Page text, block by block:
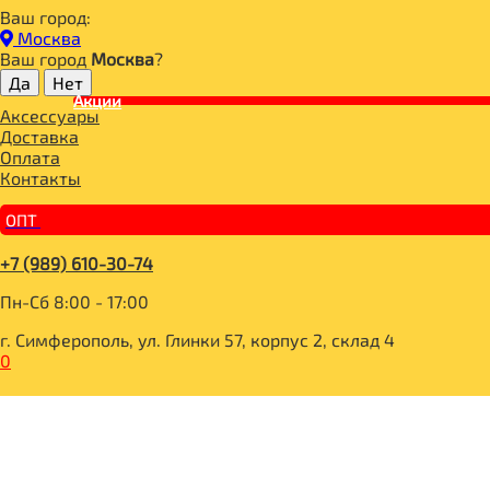
Ваш город:
Москва
Ваш город Москва?
Акции
Аксессуары
Доставка
Оплата
Контакты
ОПТ
+7 (989) 610-30-74
Пн-Сб 8:00 - 17:00
г. Симферополь, ул. Глинки 57, корпус 2, склад 4
0
Главная
СПОРТИВНОЕ ПИТАНИЕ
СПОРТИВНОЕ ПИТАНИЕ
Optimum System
PROPER VIT
ДЕТОКС
BOMBBAR Энергетический гель
BOMBBAR Лимонад витаминизированный
КАЗЕИН
ИММУНИТЕТ
ПРОБИОТИК
ХОНДРОПРОТЕКТОРЫ
ИЗОЛЯТ
МАГНЕЗИУМ